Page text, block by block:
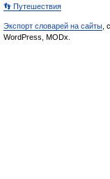
👣 Путешествия
Экспорт словарей на сайты ,
WordPress, MODx.